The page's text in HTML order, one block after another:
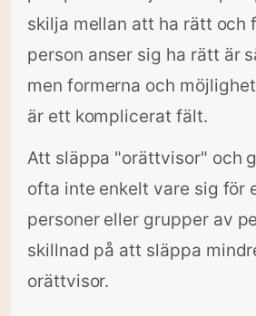
skilja mellan att ha rätt och
person anser sig ha rätt är
men formerna och
är ett komplicerat fält.
Att släppa "orättvisor" och
ofta inte enkelt vare sig för
personer eller grupper av
skillnad på att släppa
orättvisor.